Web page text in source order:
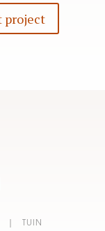
project
| TUIN